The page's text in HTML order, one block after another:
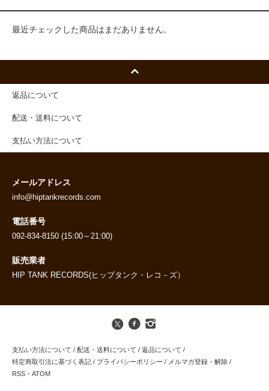
最近チェックした商品はまだありません。
返品について
配送・送料について
支払い方法について
メールアドレス
info@hiptankrecords.com
電話番号
092-834-8150 (15:00～21:00)
販売業者
HIP TANK RECORDS(ヒップタンク・レコ－ズ）
支払い方法について / 配送・送料について / 返品について /
特定商取引法に基づく表記 / プライバシーポリシー / メルマガ登録・解除 /
RSS ・ ATOM